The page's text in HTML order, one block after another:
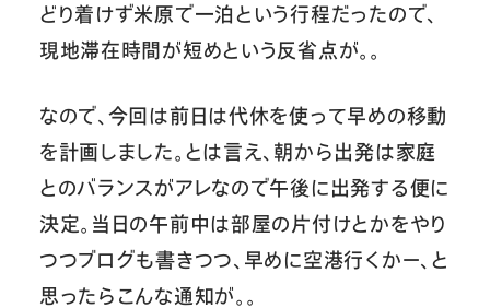
どり着けず米原で一泊という行程だったので、
現地滞在時間が短めという反省点が。。
なので、今回は前日は代休を使って早めの移動
を計画しました。とは言え、朝から出発は家庭
とのバランスがアレなので午後に出発する便に
決定。当日の午前中は部屋の片付けとかをやり
つつブログも書きつつ、早めに空港行くかー、と
思ったらこんな通知が。。